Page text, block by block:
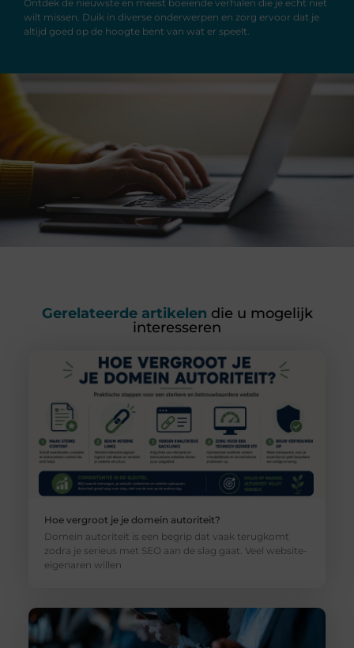
Ontdek de nieuwste en meest boeiende verhalen die je echt niet
wilt missen. Duik in diverse onderwerpen en zorg ervoor dat je
altijd goed op de hoogte bent van wat er speelt.
Gerelateerde artikelen die u mogelijk
interesseren
Hoe vergroot je je domein autoriteit?
Domein autoriteit is een begrip dat vaak terugkomt
zodra je serieus met SEO aan de slag gaat. Veel website-
eigenaren willen